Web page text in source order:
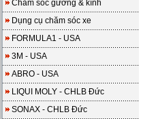
Chăm sóc gương & kính
Dụng cụ chăm sóc xe
FORMULA1 - USA
3M - USA
ABRO - USA
LIQUI MOLY - CHLB Đức
SONAX - CHLB Đức